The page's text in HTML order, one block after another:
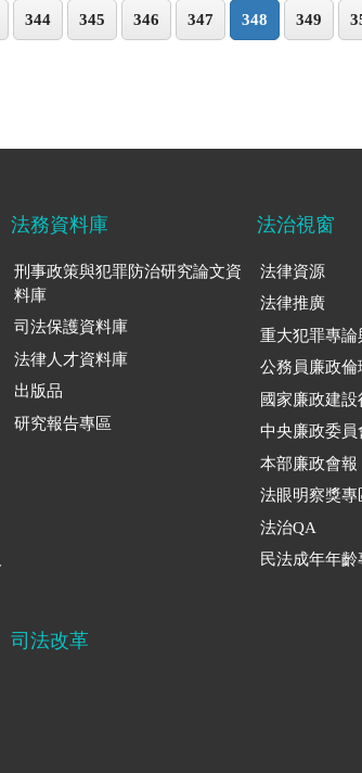
344 345 346 347 348 349
法務資料庫
刑事政策與犯罪防治研究論文資
料庫
司法保護資料庫
法律人才資料庫
出版品
研究報告專區
法治視窗
法律資源
法律推廣
重大犯罪專論
公務員廉政倫
國家廉政建設
中央廉政委員
本部廉政會報
法眼明察獎專
法治QA
民法成年年齡
司法改革